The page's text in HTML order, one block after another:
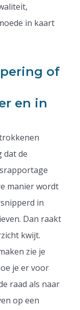
in kaart
of
en in
dat de
manier wordt
in
Dan raakt
kwijt.
zie je
je er voor
raad als naar
op een